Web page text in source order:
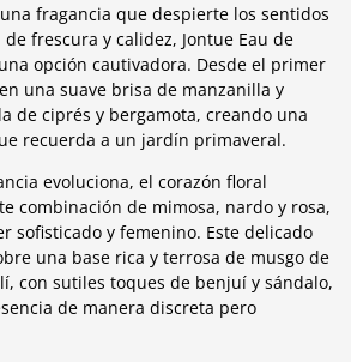
fragancia que despierte los sentidos
frescura y calidez, Jontue Eau de
opción cautivadora. Desde el primer
una suave brisa de manzanilla y
de ciprés y bergamota, creando una
recuerda a un jardín primaveral.
evoluciona, el corazón floral
combinación de mimosa, nardo y rosa,
sofisticado y femenino. Este delicado
una base rica y terrosa de musgo de
con sutiles toques de benjuí y sándalo,
de manera discreta pero